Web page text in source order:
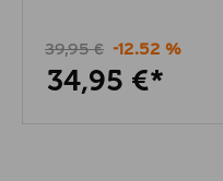
34,95 €*
39,95 € -12.52 %